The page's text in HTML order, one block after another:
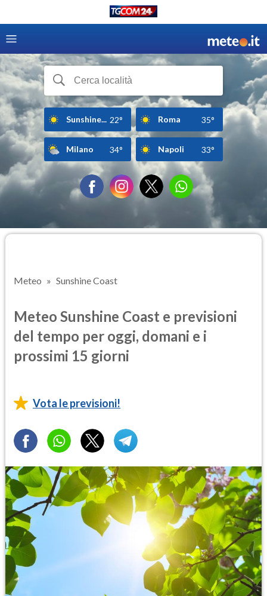
Sunshine... 22° Roma 35°
Milano 34° Napoli 33°
Meteo Sunshine Coast
Meteo Sunshine Coast e previsioni
del tempo per oggi, domani e i
prossimi 15 giorni
Vota le previsioni!